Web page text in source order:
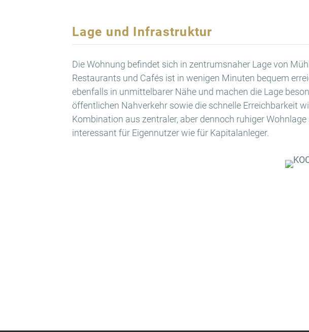
Lage und Infrastruktur
Die Wohnung befindet sich in zentrumsnaher Lage von
Restaurants und Cafés ist in wenigen Minuten bequem
ebenfalls in unmittelbarer Nähe und machen die Lage
öffentlichen Nahverkehr sowie die schnelle Erreichbarkeit
Kombination aus zentraler, aber dennoch ruhiger
interessant für Eigennutzer wie für Kapitalanleger.